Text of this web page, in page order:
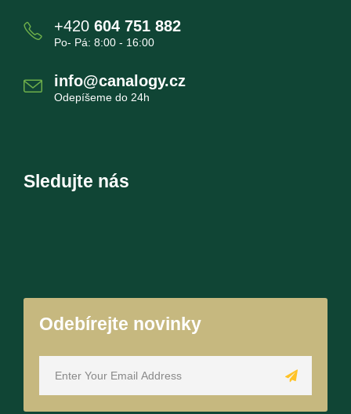
+420 604 751 882
Po- Pá: 8:00 - 16:00
info@canalogy.cz
Odepíšeme do 24h
Sledujte nás
Odebírejte novinky